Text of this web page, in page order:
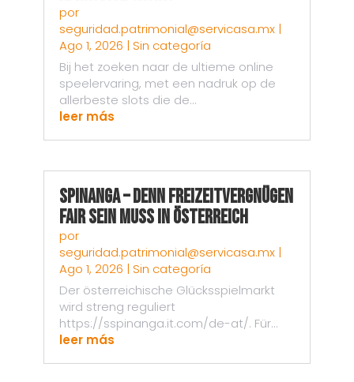
por
seguridad.patrimonial@servicasa.mx|
Ago 1, 2026 | Sin categoría
Bij het zoeken naar de ultieme online
speelervaring, met een nadruk op de
allerbeste slots die de...
leer más
Spinanga – Denn Freizeitvergnügen
fair sein muss in Österreich
por
seguridad.patrimonial@servicasa.mx|
Ago 1, 2026 | Sin categoría
Der österreichische Glücksspielmarkt
wird streng reguliert
https://sspinanga.it.com/de-at/. Für...
leer más